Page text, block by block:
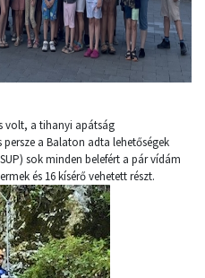
volt, a tihanyi apátság
a Balaton adta lehetőségek
sok minden belefért a pár vídám
és 16 kísérő vehetett részt.